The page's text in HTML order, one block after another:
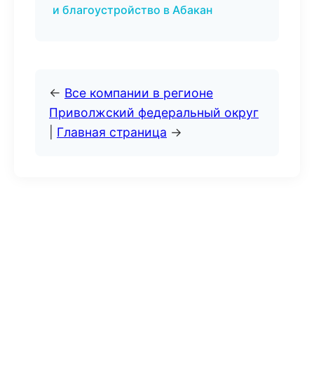
и благоустройство в Абакан
← Все компании в регионе
Приволжский федеральный округ
Главная страница →